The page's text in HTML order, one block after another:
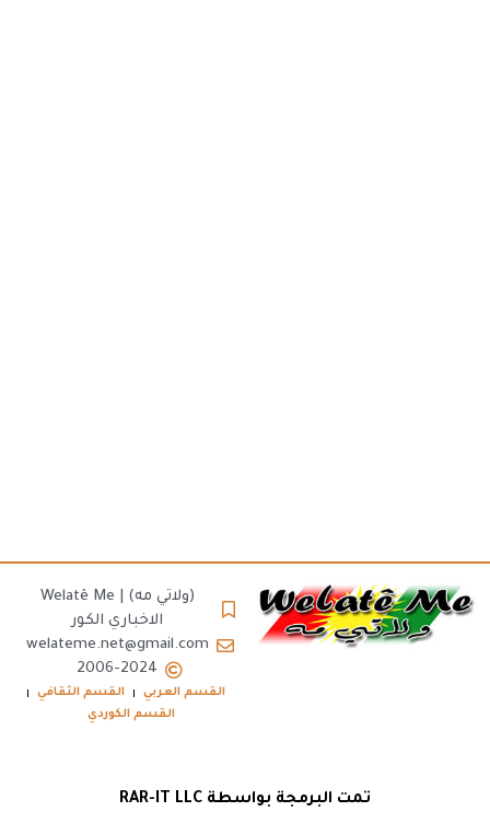
(ولاتي مه) | Welatê Me
الاخباري الكور
welateme.net@gmail.com
2006-2024
القسم العربي
القسم الثقافي
القسم الكوردي
تمت البرمجة بواسطة RAR-IT LLC